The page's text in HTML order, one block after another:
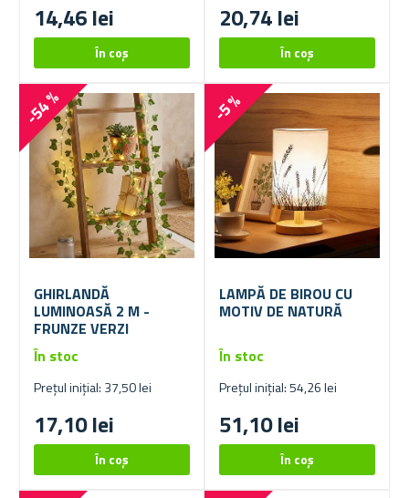
14,46 lei 20,74 lei
-54 %
GHIRLANDĂ
LUMINOASĂ 2 M -
FRUNZE VERZI
Prețul inițial: 37,50 lei
17,10 lei
În stoc
-5 %
LAMPĂ DE BIROU CU
MOTIV DE NATURĂ
Prețul inițial: 54,26 lei
51,10 lei
În stoc